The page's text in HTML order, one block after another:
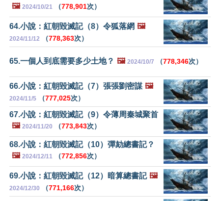
🖼️ 2024/10/21 （778,901次）
64.小說：紅朝毀滅記（8）令狐落網 🖼️
2024/11/12 （778,363次）
65.一個人到底需要多少土地？ 🖼️ 2024/10/7 （778,346次）
66.小說：紅朝毀滅記（7）張張劉密謀 🖼️
2024/11/5 （777,025次）
67.小說：紅朝毀滅記（9）令薄周秦城聚首
🖼️ 2024/11/20 （773,843次）
68.小說：紅朝毀滅記（10）彈劾總書記？
🖼️ 2024/12/11 （772,856次）
69.小說：紅朝毀滅記（12）暗算總書記 🖼️
2024/12/30 （771,166次）